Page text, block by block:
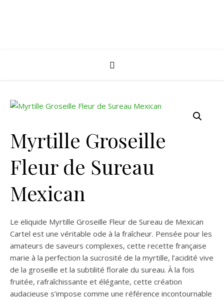
Myrtille Groseille
Fleur de Sureau
Mexican
Le eliquide Myrtille Groseille Fleur de Sureau de Mexican
Cartel est une véritable ode à la fraîcheur. Pensée pour les
amateurs de saveurs complexes, cette recette française
marie à la perfection la sucrosité de la myrtille, l’acidité vive
de la groseille et la subtilité florale du sureau. À la fois
fruitée, rafraîchissante et élégante, cette création
audacieuse s’impose comme une référence incontournable